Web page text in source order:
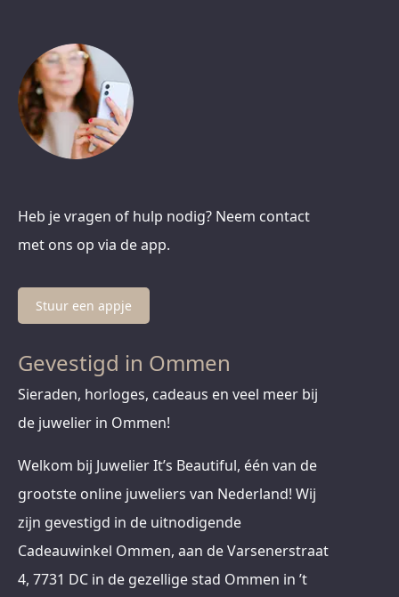
Heb je vragen of hulp nodig? Neem contact
met ons op via de app.
Stuur een appje
Gevestigd in Ommen
Sieraden, horloges, cadeaus en veel meer bij
de juwelier in Ommen!
Welkom bij Juwelier It’s Beautiful, één van de
grootste online juweliers van Nederland! Wij
zijn gevestigd in de uitnodigende
Cadeauwinkel Ommen, aan de Varsenerstraat
4, 7731 DC in de gezellige stad Ommen in ’t